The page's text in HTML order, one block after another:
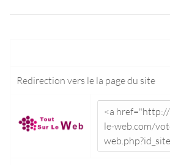
Redirection vers le la page du site